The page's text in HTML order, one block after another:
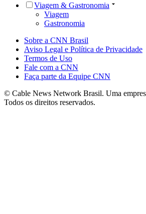
Viagem & Gastronomia
Viagem
Gastronomia
Sobre a CNN Brasil
Aviso Legal e Política de Privacidade
Termos de Uso
Fale com a CNN
Faça parte da Equipe CNN
© Cable News Network Brasil. Uma
Todos os direitos reservados.